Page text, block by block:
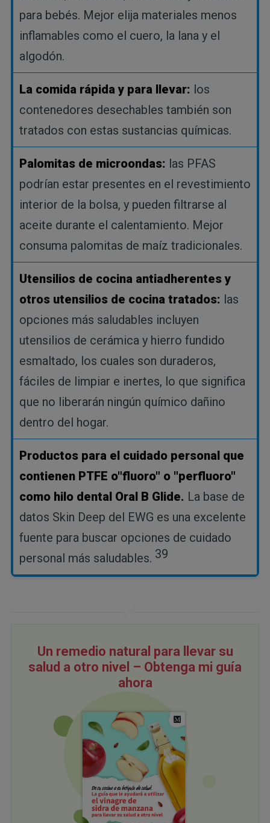
para bebés. Mejor elija materiales menos
inflamables como el cuero, la lana y el
algodón.
La comida rápida y para llevar: los
contenedores desechables también son
tratados con estas sustancias químicas.
Palomitas de microondas: las PFAS
podrían estar presentes en el revestimiento
interior de la bolsa, y pueden filtrarse al
aceite durante el calentamiento. Mejor
consuma palomitas de maíz tradicionales.
Utensilios de cocina antiadherentes y
otros utensilios de cocina tratados: las
opciones más saludables incluyen
utensilios de cerámica y hierro fundido
esmaltado, los cuales son duraderos,
fáciles de limpiar e inertes, lo que significa
que no liberarán ningún químico dañino
dentro del hogar.
Productos para el cuidado personal que
contienen PTFE o"fluoro" o "perfluoro"
como hilo dental Oral B Glide. La base de
datos Skin Deep del EWG es una excelente
fuente para buscar opciones de cuidado
personal más saludables. 39
Un remedio natural para llevar su
salud a otro nivel – Obtenga mi guía
ahora